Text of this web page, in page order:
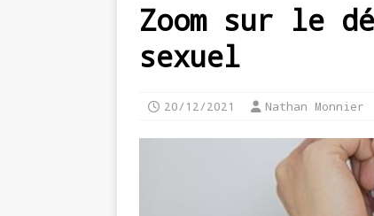
Zoom sur le
sexuel
20/12/2021 Nathan Monnier